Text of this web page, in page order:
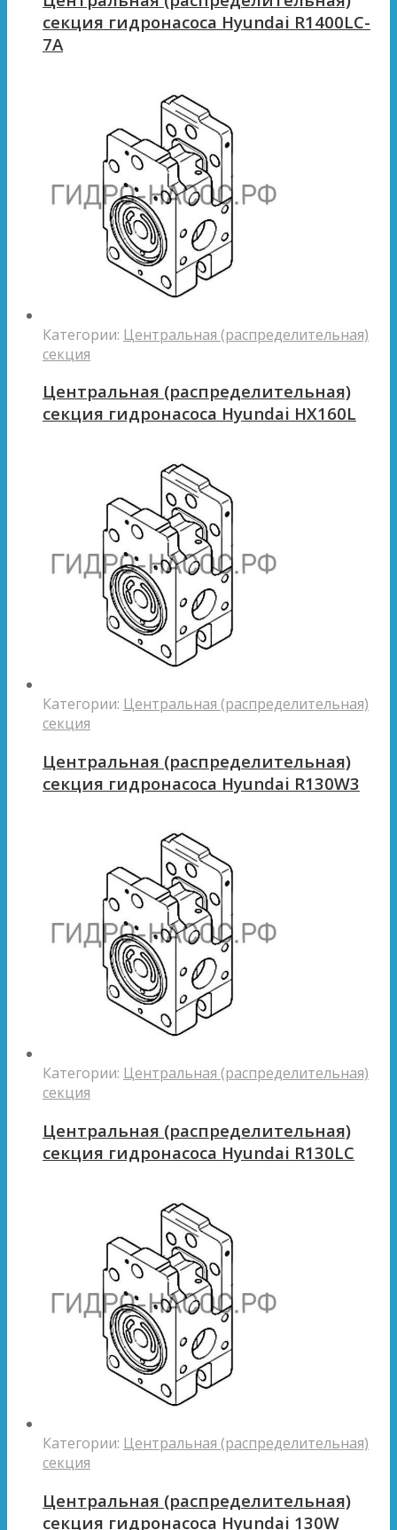
секция гидронасоса Hyundai R1400LC-
7A
Категории: Центральная (распределительная)
секция
Центральная (распределительная)
секция гидронасоса Hyundai HX160L
Категории: Центральная (распределительная)
секция
Центральная (распределительная)
секция гидронасоса Hyundai R130W3
Категории: Центральная (распределительная)
секция
Центральная (распределительная)
секция гидронасоса Hyundai R130LC
Категории: Центральная (распределительная)
секция
Центральная (распределительная)
секция гидронасоса Hyundai 130W